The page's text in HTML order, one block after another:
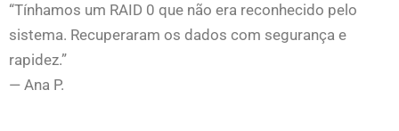
“Tínhamos um RAID 0 que não era reconhecido pelo
sistema. Recuperaram os dados com segurança e
rapidez.”
— Ana P.